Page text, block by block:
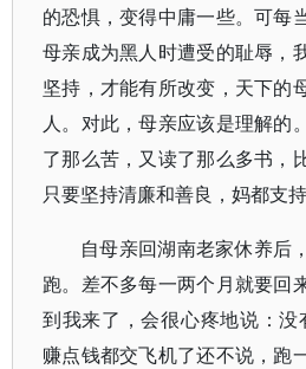
的恐惧，变得中庸一些。可每
母亲成为黑人时遭受的耻辱，
坚持，才能有所改变，天下的
人。对此，母亲应该是理解的
了那么苦，又读了那么多书，
只要坚持清廉和善良，妈都支持
自母亲回湖南老家休养后
跑。差不多每一两个月就要回
到我来了，会很心疼地说：没
赚点钱都交飞机了还不说，跑